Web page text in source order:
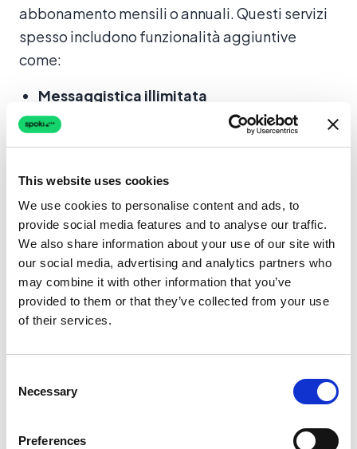
This website uses cookies
We use cookies to personalise content and ads, to
provide social media features and to analyse our traffic.
We also share information about your use of our site with
our social media, advertising and analytics partners who
may combine it with other information that you’ve
provided to them or that they’ve collected from your use
of their services.
Selection
Necessary
Preferences
abbonamento mensili o annuali. Questi servizi
spesso includono funzionalità aggiuntive
come:
Messaggistica illimitata
Supporto clienti dedicato
Possibilità di mantenere il numero virtuale
per periodi prolungati
Alcuni esempi di servizi a pagamento
includono:
MySudo
Hushed
Burner
chi ha bisogno di utilizzare il numero virtuale su
per gestire comunicazioni aziendali.